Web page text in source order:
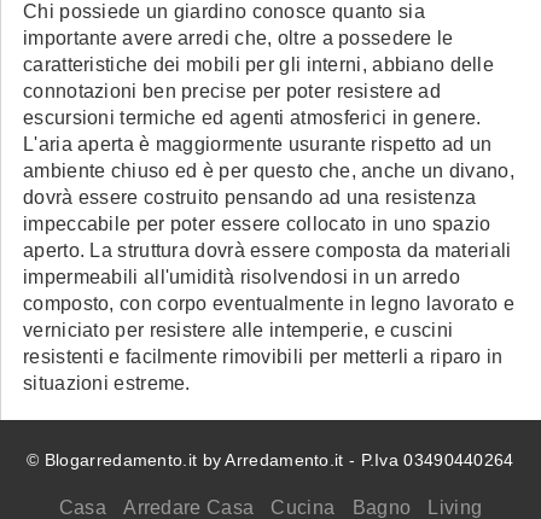
Chi possiede un giardino conosce quanto sia
importante avere arredi che, oltre a possedere le
caratteristiche dei mobili per gli interni, abbiano delle
connotazioni ben precise per poter resistere ad
escursioni termiche ed agenti atmosferici in genere.
L'aria aperta è maggiormente usurante rispetto ad un
ambiente chiuso ed è per questo che, anche un divano,
dovrà essere costruito pensando ad una resistenza
impeccabile per poter essere collocato in uno spazio
aperto. La struttura dovrà essere composta da materiali
impermeabili all'umidità risolvendosi in un arredo
composto, con corpo eventualmente in legno lavorato e
verniciato per resistere alle intemperie, e cuscini
resistenti e facilmente rimovibili per metterli a riparo in
situazioni estreme.
© Blogarredamento.it by Arredamento.it - P.Iva 03490440264
Casa Arredare Casa Cucina Bagno Living